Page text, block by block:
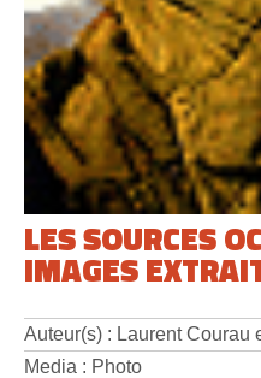
LES SOURCES
IMAGES
Auteur(s) : Laurent Courau
Media : Photo